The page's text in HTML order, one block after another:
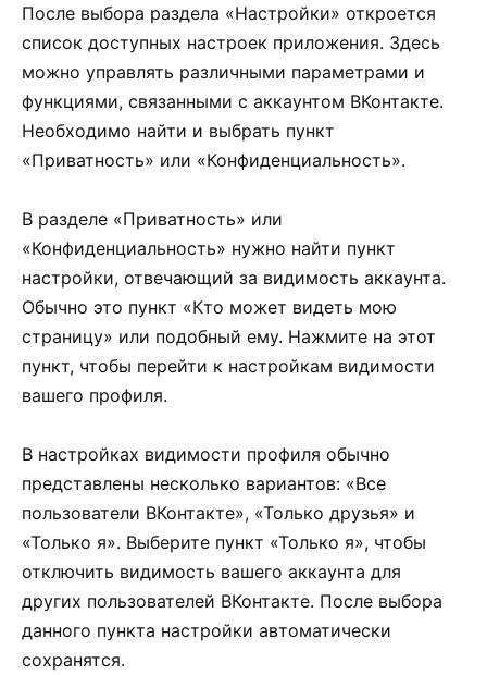
После выбора раздела «Настройки» откроется
список доступных настроек приложения. Здесь
можно управлять различными параметрами и
функциями, связанными с аккаунтом ВКонтакте.
Необходимо найти и выбрать пункт
«Приватность» или «Конфиденциальность».
В разделе «Приватность» или
«Конфиденциальность» нужно найти пункт
настройки, отвечающий за видимость аккаунта.
Обычно это пункт «Кто может видеть мою
страницу» или подобный ему. Нажмите на этот
пункт, чтобы перейти к настройкам видимости
вашего профиля.
В настройках видимости профиля обычно
представлены несколько вариантов: «Все
пользователи ВКонтакте», «Только друзья» и
«Только я». Выберите пункт «Только я», чтобы
отключить видимость вашего аккаунта для
других пользователей ВКонтакте. После выбора
данного пункта настройки автоматически
сохранятся.